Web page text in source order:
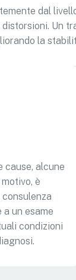
dal
Un
la
cause, alcune
è
un esame
condizioni